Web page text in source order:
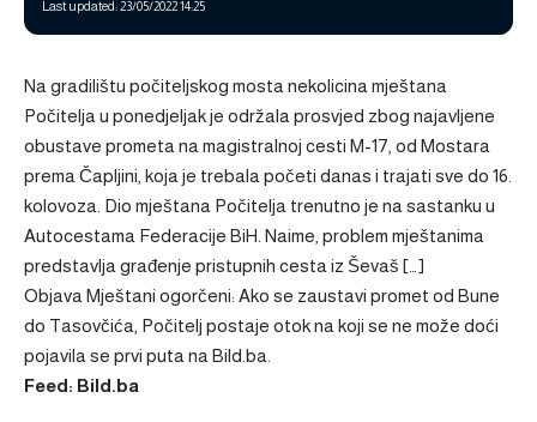
Last updated: 23/05/2022 14:25
Na gradilištu počiteljskog mosta nekolicina mještana
Počitelja u ponedjeljak je održala prosvjed zbog najavljene
obustave prometa na magistralnoj cesti M-17, od Mostara
prema Čapljini, koja je trebala početi danas i trajati sve do 16.
kolovoza. Dio mještana Počitelja trenutno je na sastanku u
Autocestama Federacije BiH. Naime, problem mještanima
predstavlja građenje pristupnih cesta iz Ševaš […]
Objava Mještani ogorčeni: Ako se zaustavi promet od Bune
do Tasovčića, Počitelj postaje otok na koji se ne može doći
pojavila se prvi puta na Bild.ba
Feed: Bild.ba